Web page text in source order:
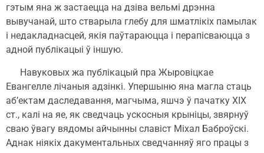
гэтым яна ж застаецца на дзіва вельмі дрэнна
вывучанай, што стварыла глебу для шматлікіх памылак
і недакладнасцей, якія паўтараюцца і перапісваюцца з
адной публікацыі ў іншую.
Навуковых жа публікацый пра Жыровіцкае
Евангелле лічаныя адзінкі. Упершыню яна магла стаць
аб’ектам даследавання, магчыма, яшчэ ў пачатку ХІХ
ст., калі на яе, як сведчаць ускосныя крыніцы, звярнуў
сваю ўвагу вядомы айчынны славіст Міхал Баброўскі.
Аднак ніякіх дакументальных сведчанняў яго працы з